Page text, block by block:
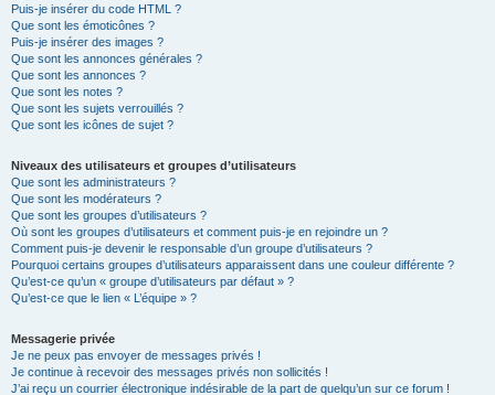
Puis-je insérer du code HTML ?
Que sont les émoticônes ?
Puis-je insérer des images ?
Que sont les annonces générales ?
Que sont les annonces ?
Que sont les notes ?
Que sont les sujets verrouillés ?
Que sont les icônes de sujet ?
Niveaux des utilisateurs et groupes d’utilisateurs
Que sont les administrateurs ?
Que sont les modérateurs ?
Que sont les groupes d’utilisateurs ?
Où sont les groupes d’utilisateurs et comment puis-je en rejoindre un ?
Comment puis-je devenir le responsable d’un groupe d’utilisateurs ?
Pourquoi certains groupes d’utilisateurs apparaissent dans une couleur différente ?
Qu’est-ce qu’un « groupe d’utilisateurs par défaut » ?
Qu’est-ce que le lien « L’équipe » ?
Messagerie privée
Je ne peux pas envoyer de messages privés !
Je continue à recevoir des messages privés non sollicités !
J’ai reçu un courrier électronique indésirable de la part de quelqu’un sur ce forum !